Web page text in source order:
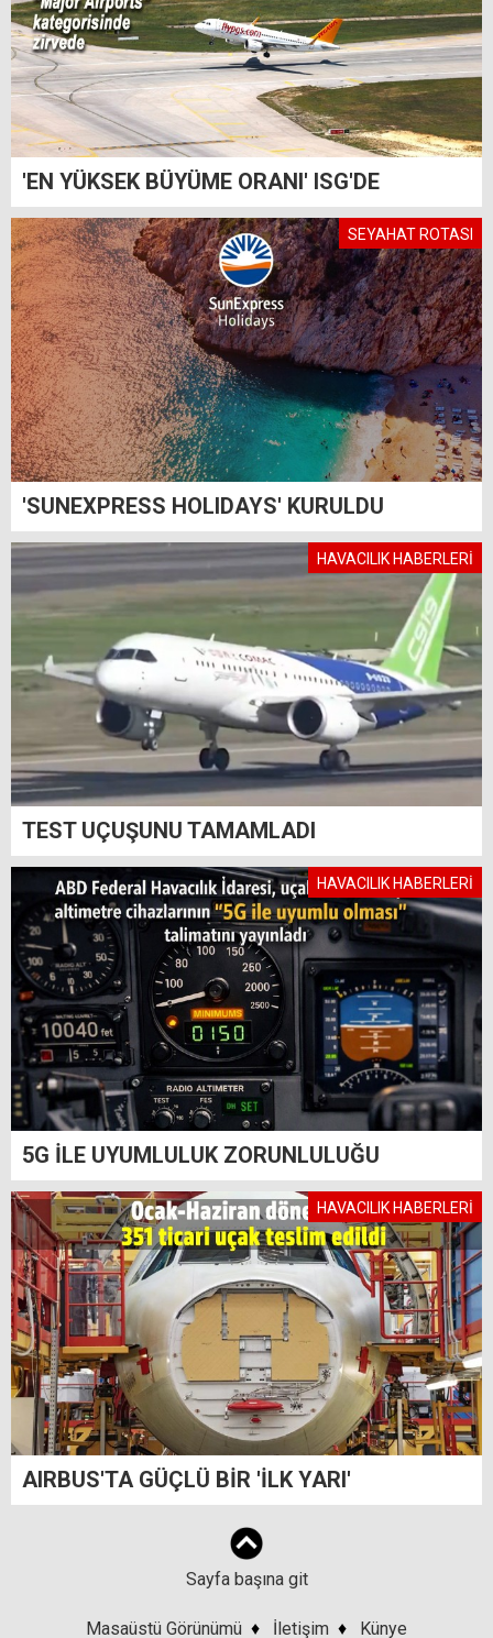
'EN YÜKSEK BÜYÜME ORANI' ISG'DE
SEYAHAT ROTASI
'SUNEXPRESS HOLIDAYS' KURULDU
HAVACILIK HABERLERİ
TEST UÇUŞUNU TAMAMLADI
HAVACILIK HABERLERİ
5G İLE UYUMLULUK ZORUNLULUĞU
HAVACILIK HABERLERİ
AIRBUS'TA GÜÇLÜ BİR 'İLK YARI'
Sayfa başına git
Masaüstü Görünümü ♦ İletişim ♦ Künye